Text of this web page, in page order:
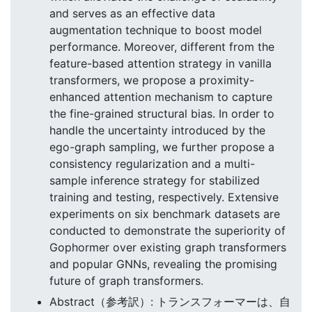
and serves as an effective data
augmentation technique to boost model
performance. Moreover, different from the
feature-based attention strategy in vanilla
transformers, we propose a proximity-
enhanced attention mechanism to capture
the fine-grained structural bias. In order to
handle the uncertainty introduced by the
ego-graph sampling, we further propose a
consistency regularization and a multi-
sample inference strategy for stabilized
training and testing, respectively. Extensive
experiments on six benchmark datasets are
conducted to demonstrate the superiority of
Gophormer over existing graph transformers
and popular GNNs, revealing the promising
future of graph transformers.
Abstract（参考訳）: トランスフォーマーは、自